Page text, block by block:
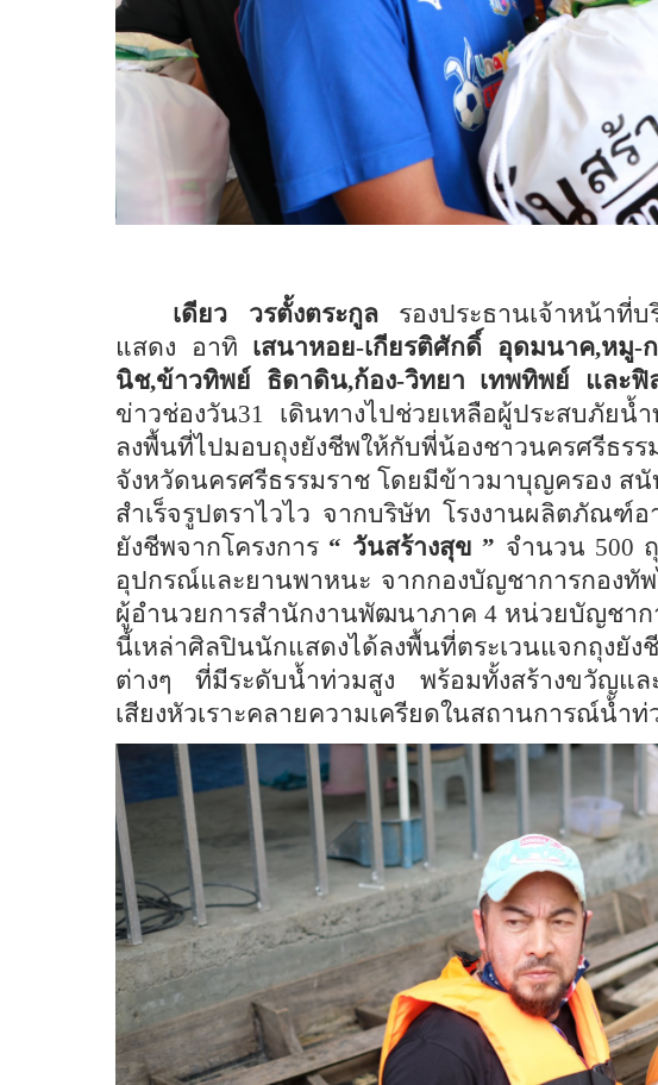
เดียว วรตั้งตระกูลรองประธานเจ้าหน้าที่
แสดง อาทิ เสนาหอย-เกียรติศักดิ์ อุดมนาค,หมู-
นิช,ข้าวทิพย์ ธิดาดิน,ก้อง-วิทยา เทพทิพย์ และฟิ
ข่าวช่องวัน31 เดินทางไปช่วยเหลือผู้ประสบภัยน้
ลงพื้นที่ไปมอบถุงยังชีพให้กับพี่น้องชาวนครศรี
จังหวัดนครศรีธรรมราช โดยมีข้าวมาบุญครอง ส
สำเร็จรูปตราไวไว จากบริษัท โรงงานผลิตภัณฑ์
ยังชีพจากโครงการ “ วันสร้างสุข” จำนวน 500
อุปกรณ์และยานพาหนะ จากกองบัญชาการกองทั
ผู้อำนวยการสำนักงานพัฒนาภาค 4 หน่วยบัญชา
นี้เหล่าศิลปินนักแสดงได้ลงพื้นที่ตระเวนแจกถุงยั
ต่างๆ ที่มีระดับน้ำท่วมสูง พร้อมทั้งสร้างขวัญแล
เสียงหัวเราะคลายความเครียดในสถานการณ์น้ำ